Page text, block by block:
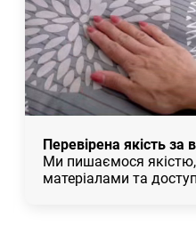
Перевірена якість за
Ми пишаємося
матеріалами та